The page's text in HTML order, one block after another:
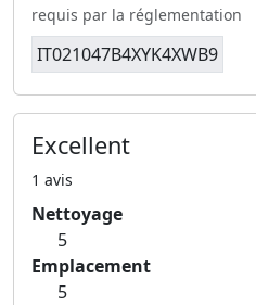
requis par la réglementation
IT021047B4XYK4XWB9
Excellent
1 avis
Nettoyage
5
Emplacement
5